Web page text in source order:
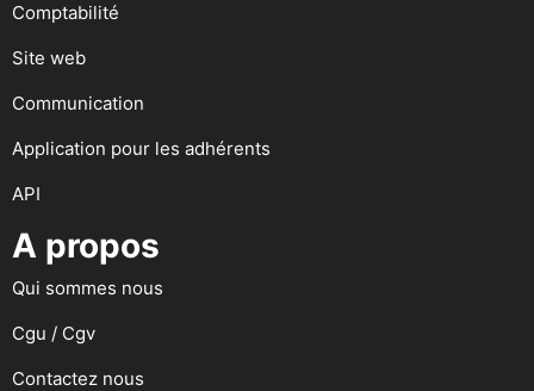
Comptabilité
Site web
Communication
Application pour les adhérents
API
A propos
Qui sommes nous
Cgu / Cgv
Contactez nous